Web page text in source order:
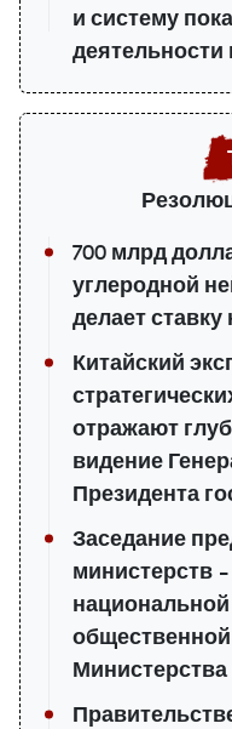
и систему
деятельности
700 млрд
углеродной
делает ставку
Китайский
отражают
видение
Президента
Заседание
министерств